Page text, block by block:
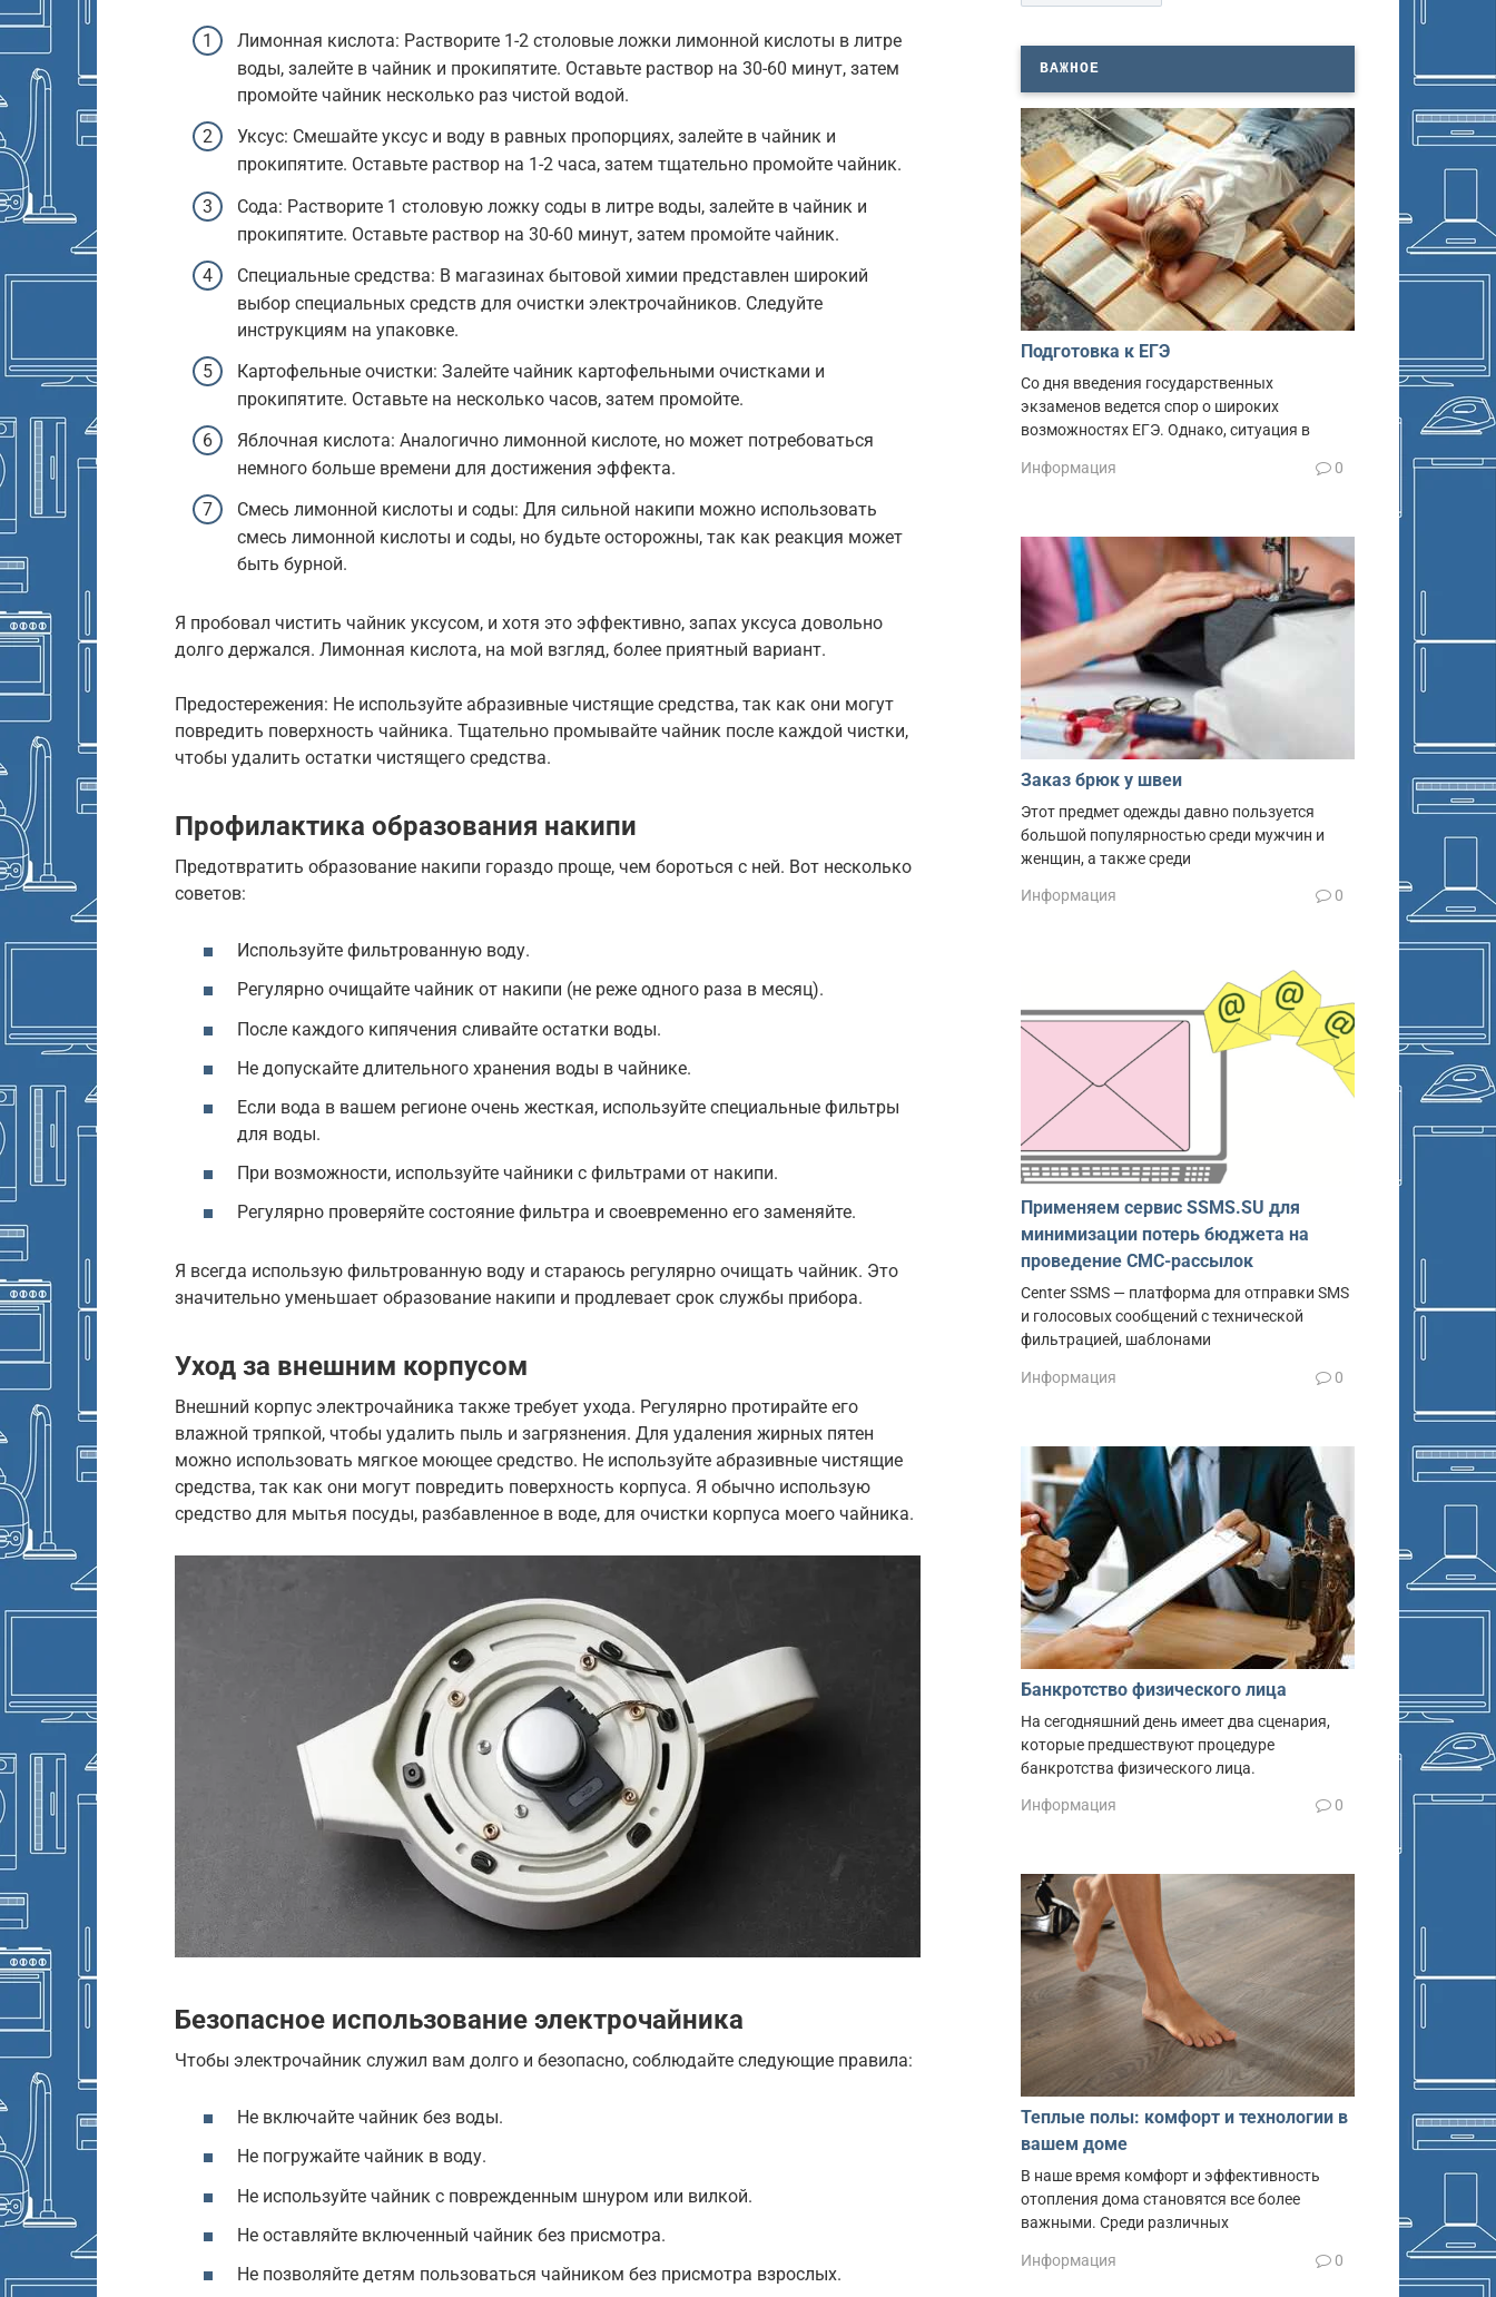
Лимонная кислота: Растворите 1-2 столовые ложки лимонной кислоты в литре
воды, залейте в чайник и прокипятите. Оставьте раствор на 30-60 минут, затем
промойте чайник несколько раз чистой водой.
Уксус: Смешайте уксус и воду в равных пропорциях, залейте в чайник и
прокипятите. Оставьте раствор на 1-2 часа, затем тщательно промойте чайник.
Сода: Растворите 1 столовую ложку соды в литре воды, залейте в чайник и
прокипятите. Оставьте раствор на 30-60 минут, затем промойте чайник.
Специальные средства: В магазинах бытовой химии представлен широкий
выбор специальных средств для очистки электрочайников. Следуйте
инструкциям на упаковке.
Картофельные очистки: Залейте чайник картофельными очистками и
прокипятите. Оставьте на несколько часов, затем промойте.
Яблочная кислота: Аналогично лимонной кислоте, но может потребоваться
немного больше времени для достижения эффекта.
Смесь лимонной кислоты и соды: Для сильной накипи можно использовать
смесь лимонной кислоты и соды, но будьте осторожны, так как реакция может
быть бурной.
Я пробовал чистить чайник уксусом, и хотя это эффективно, запах уксуса довольно
долго держался. Лимонная кислота, на мой взгляд, более приятный вариант.
Предостережения: Не используйте абразивные чистящие средства, так как они могут
повредить поверхность чайника. Тщательно промывайте чайник после каждой чистки,
чтобы удалить остатки чистящего средства.
Профилактика образования накипи
Предотвратить образование накипи гораздо проще, чем бороться с ней. Вот несколько
советов:
Используйте фильтрованную воду.
Регулярно очищайте чайник от накипи (не реже одного раза в месяц).
После каждого кипячения сливайте остатки воды.
Не допускайте длительного хранения воды в чайнике.
Если вода в вашем регионе очень жесткая, используйте специальные фильтры
для воды.
При возможности, используйте чайники с фильтрами от накипи.
Регулярно проверяйте состояние фильтра и своевременно его заменяйте.
Я всегда использую фильтрованную воду и стараюсь регулярно очищать чайник. Это
значительно уменьшает образование накипи и продлевает срок службы прибора.
Уход за внешним корпусом
Внешний корпус электрочайника также требует ухода. Регулярно протирайте его
влажной тряпкой, чтобы удалить пыль и загрязнения. Для удаления жирных пятен
можно использовать мягкое моющее средство. Не используйте абразивные чистящие
средства, так как они могут повредить поверхность корпуса. Я обычно использую
средство для мытья посуды, разбавленное в воде, для очистки корпуса моего чайника.
Безопасное использование электрочайника
Чтобы электрочайник служил вам долго и безопасно, соблюдайте следующие правила:
Не включайте чайник без воды.
Не погружайте чайник в воду.
Не используйте чайник с поврежденным шнуром или вилкой.
Не оставляйте включенный чайник без присмотра.
Не позволяйте детям пользоваться чайником без присмотра взрослых.
ВАЖНОЕ
Подготовка к ЕГЭ
Со дня введения государственных
экзаменов ведется спор о широких
возможностях ЕГЭ. Однако, ситуация в
Информация 0
Заказ брюк у швеи
Этот предмет одежды давно пользуется
большой популярностью среди мужчин и
женщин, а также среди
Информация 0
Применяем сервис SSMS.SU для
минимизации потерь бюджета на
проведение СМС-рассылок
Center SSMS — платформа для отправки SMS
и голосовых сообщений с технической
фильтрацией, шаблонами
Информация 0
Банкротство физического лица
На сегодняшний день имеет два сценария,
которые предшествуют процедуре
банкротства физического лица.
Информация 0
Теплые полы: комфорт и технологии в
вашем доме
В наше время комфорт и эффективность
отопления дома становятся все более
важными. Среди различных
Информация 0